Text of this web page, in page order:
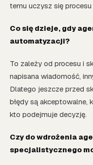
temu uczysz się
Co się dzieje, gdy
automatyzacji?
To zależy od procesu i
napisana wiadomość,
Dlatego jeszcze przed
błędy są akceptowalne,
kto podejmuje decyzję.
Czy do wdrożenia
specjalistycznego